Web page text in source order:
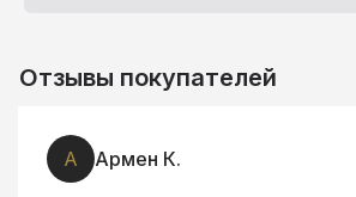
Отзывы покупателей
А Армен К.